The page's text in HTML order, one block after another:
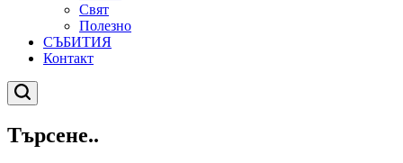
Свят
Полезно
СЪБИТИЯ
Контакт
Търсене
Търсене..